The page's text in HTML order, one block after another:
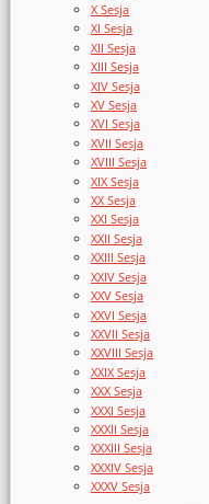
X Sesja
XI Sesja
XII Sesja
XIII Sesja
XIV Sesja
XV Sesja
XVI Sesja
XVII Sesja
XVIII Sesja
XIX Sesja
XX Sesja
XXI Sesja
XXII Sesja
XXIII Sesja
XXIV Sesja
XXV Sesja
XXVI Sesja
XXVII Sesja
XXVIII Sesja
XXIX Sesja
XXX Sesja
XXXI Sesja
XXXII Sesja
XXXIII Sesja
XXXIV Sesja
XXXV Sesja